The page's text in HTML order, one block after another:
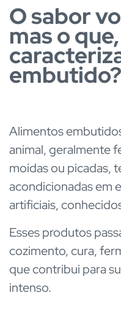
O sabor
mas o
embutido?
Alimentos
animal, geralmente
moídas ou picadas,
acondicionadas em
artificiais,
Esses produtos
cozimento, cura,
que contribui para
intenso.